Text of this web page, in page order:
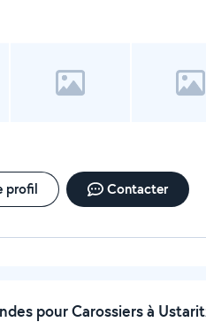
profil Contacter
pour Carossiers à